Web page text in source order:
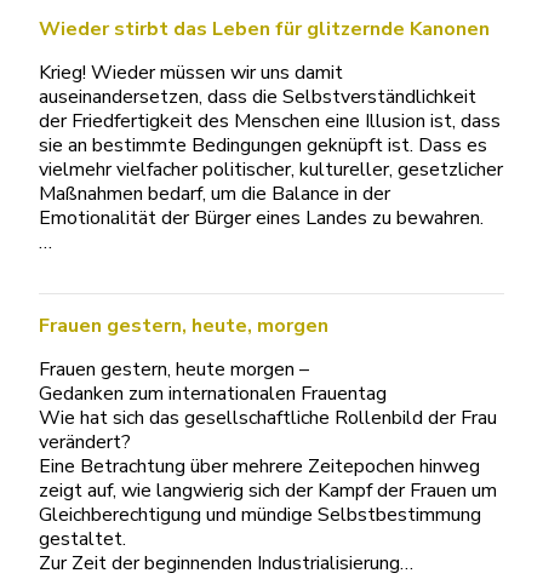
Wieder stirbt das Leben für glitzernde Kanonen
Krieg! Wieder müssen wir uns damit
auseinandersetzen, dass die Selbstverständlichkeit
der Friedfertigkeit des Menschen eine Illusion ist, dass
sie an bestimmte Bedingungen geknüpft ist. Dass es
vielmehr vielfacher politischer, kultureller, gesetzlicher
Maßnahmen bedarf, um die Balance in der
Emotionalität der Bürger eines Landes zu bewahren.
…
Frauen gestern, heute, morgen
Frauen gestern, heute morgen –
Gedanken zum internationalen Frauentag
Wie hat sich das gesellschaftliche Rollenbild der Frau
verändert?
Eine Betrachtung über mehrere Zeitepochen hinweg
zeigt auf, wie langwierig sich der Kampf der Frauen um
Gleichberechtigung und mündige Selbstbestimmung
gestaltet.
Zur Zeit der beginnenden Industrialisierung…